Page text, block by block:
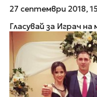
27 септември 2018,
Гласувай за Играч